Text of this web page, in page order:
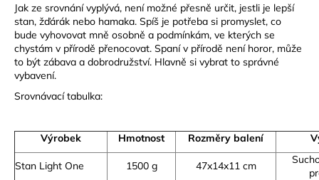
Jak ze srovnání vyplývá, není možné přesně určit, jestli je lepší
stan, žďárák nebo hamaka. Spíš je potřeba si promyslet, co
bude vyhovovat mně osobně a podmínkám, ve kterých se
chystám v přírodě přenocovat. Spaní v přírodě není horor, může
to být zábava a dobrodružství. Hlavně si vybrat to správné
vybavení.
Srovnávací tabulka:
Výrobek Hmotnost Rozměry balení
Stan Light One 1500 g 47x14x11 cm